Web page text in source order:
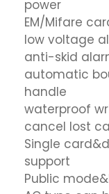
power
EM/Mifare
low voltage
anti-skid
automatic
handle
waterproof
cancel lost
Single
support
Public